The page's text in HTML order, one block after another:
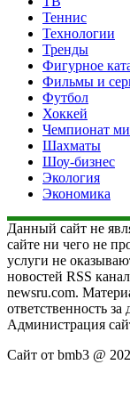
Теннис
Технологии
Тренды
Фигурное
Фильмы и
Футбол
Хоккей
Чемпионат
Шахматы
Шоу-бизнес
Экология
Экономика
Данный сайт не
сайте ни чего не
услуги не
новостей RSS
newsru.com.
ответственность
Администрация
Сайт от bmb3 @